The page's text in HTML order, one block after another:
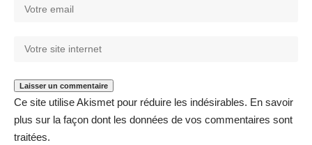
Ce site utilise Akismet pour réduire les indésirables. En savoir
plus sur la façon dont les données de vos commentaires sont
traitées.